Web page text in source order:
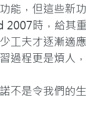
能，但這些新
時，給其
工夫才逐漸適
過程更是煩人
不是令我們的